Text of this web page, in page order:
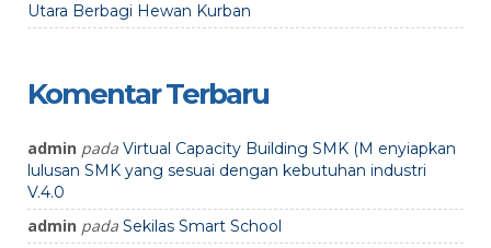
Utara Berbagi Hewan Kurban
Komentar Terbaru
admin pada Virtual Capacity Building SMK (M enyiapkan
lulusan SMK yang sesuai dengan kebutuhan industri
V.4.0
admin pada Sekilas Smart School